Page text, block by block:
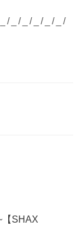
_/_/_/_/_/
【SHAX